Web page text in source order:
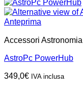
Anteprima
Accessori Astronomia
AstroPc PowerHub
349,0€ IVA inclusa